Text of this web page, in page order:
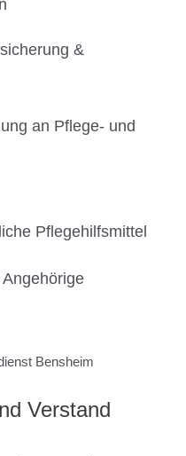
&
an Pflege- und
Pflegehilfsmittel
Verstand